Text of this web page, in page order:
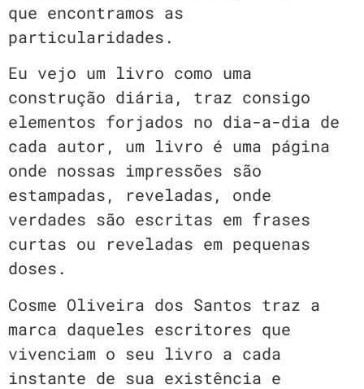
que encontramos as
particularidades.
Eu vejo um livro como uma
construção diária, traz consigo
elementos forjados no dia-a-dia de
cada autor, um livro é uma página
onde nossas impressões são
estampadas, reveladas, onde
verdades são escritas em frases
curtas ou reveladas em pequenas
doses.
Cosme Oliveira dos Santos traz a
marca daqueles escritores que
vivenciam o seu livro a cada
instante de sua existência e